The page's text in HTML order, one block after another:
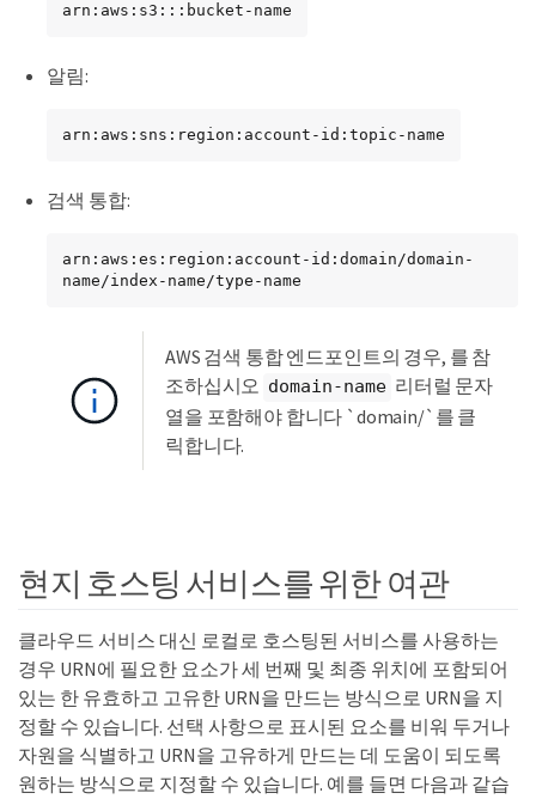
arn:aws:s3:::bucket-name
알림:
arn:aws:sns:region:account-id:topic-name
검색 통합:
arn:aws:es:region:account-id:domain/domain-
name/index-name/type-name
AWS 검색 통합 엔드포인트의 경우, 를 참
조하십시오 domain-name 리터럴 문자
열을 포함해야 합니다 `domain/`를 클
릭합니다.
현지 호스팅 서비스를 위한 여관
클라우드 서비스 대신 로컬로 호스팅된 서비스를 사용하는
경우 URN에 필요한 요소가 세 번째 및 최종 위치에 포함되어
있는 한 유효하고 고유한 URN을 만드는 방식으로 URN을 지
정할 수 있습니다. 선택 사항으로 표시된 요소를 비워 두거나
자원을 식별하고 URN을 고유하게 만드는 데 도움이 되도록
원하는 방식으로 지정할 수 있습니다. 예를 들면 다음과 같습